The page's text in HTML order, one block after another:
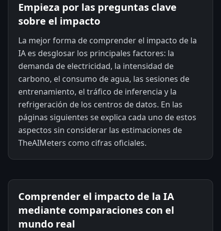
Empieza por las preguntas clave
sobre el impacto
La mejor forma de comprender el impacto de la
IA es desglosar los principales factores: la
demanda de electricidad, la intensidad de
carbono, el consumo de agua, las sesiones de
entrenamiento, el tráfico de inferencia y la
refrigeración de los centros de datos. En las
páginas siguientes se explica cada uno de estos
aspectos sin considerar las estimaciones de
TheAIMeters como cifras oficiales.
Comprender el impacto de la IA
mediante comparaciones con el
mundo real